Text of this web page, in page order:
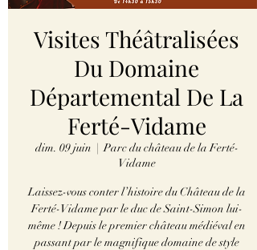
Visites Théâtralisées
Du Domaine
Départemental De La
Ferté-Vidame
dim. 09 juin
  |
Parc du château de la Ferté-
Vidame
Laissez-vous conter l’histoire du Château de la
Ferté-Vidame par le duc de Saint-Simon lui-
même ! Depuis le premier château médiéval en
passant par le magnifique domaine de style